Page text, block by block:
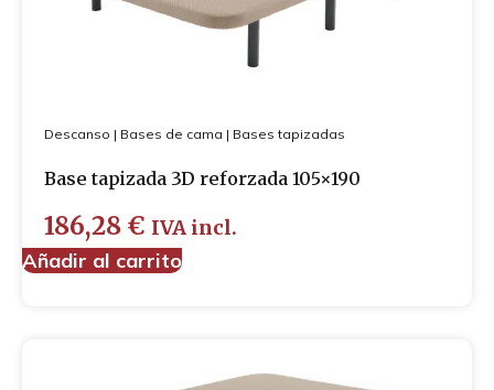
Descanso | Bases de cama | Bases tapizadas
Base tapizada 3D reforzada 105×190
186,28 € IVA incl.
Añadir al carrito